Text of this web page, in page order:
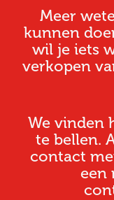
Meer
kunnen
wil je iets
verkopen
We vinden
te bellen.
contact
een